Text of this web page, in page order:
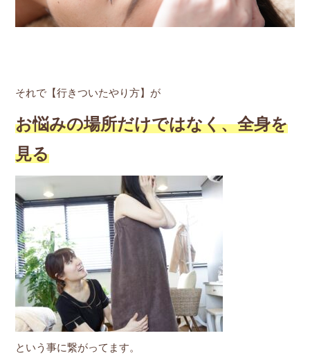
それで【行きついたやり方】が
お悩みの場所だけではなく、全身を
見る
という事に繋がってます。